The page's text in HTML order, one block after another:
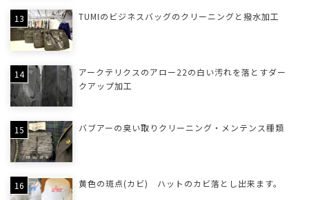
TUMIのビジネスバッグのクリーニングと撥水加工
アークテリクスのアロー22の白い汚れを落とすダー
クアップ加工
バブアーの臭い取りクリーニング・メンテンス種類
黄色の斑点(カビ) ハットのカビ落とし出来ます。